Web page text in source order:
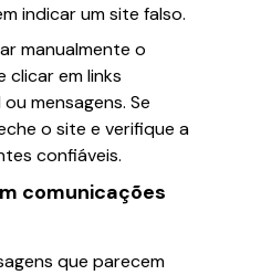
indicar um site falso.
manualmente o
clicar em links
mensagens. Se
o site e verifique a
confiáveis.
comunicações
que parecem